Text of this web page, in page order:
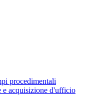
procedimentali
acquisizione d'ufficio